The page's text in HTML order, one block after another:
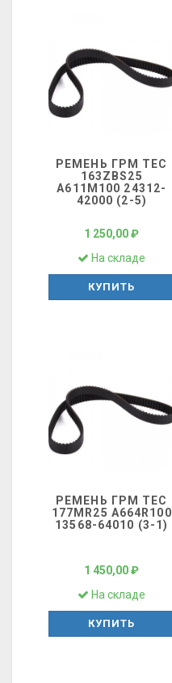
РЕМЕНЬ ГРМ ТЕС
163ZBS25
A611M100 24312-
42000 (2-5)
1 250,00 ₽
На складе
КУПИТЬ
РЕМЕНЬ ГРМ ТЕС
177MR25 A664R100
13568-64010 (3-1)
1 450,00 ₽
На складе
КУПИТЬ